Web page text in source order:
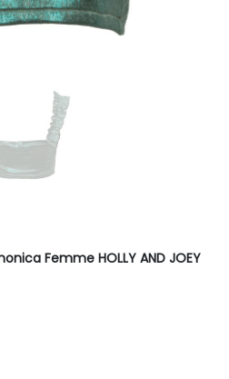
Femme HOLLY AND JOEY